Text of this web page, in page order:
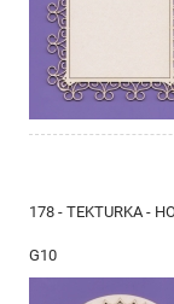
178 - TEKTURKA -
G10